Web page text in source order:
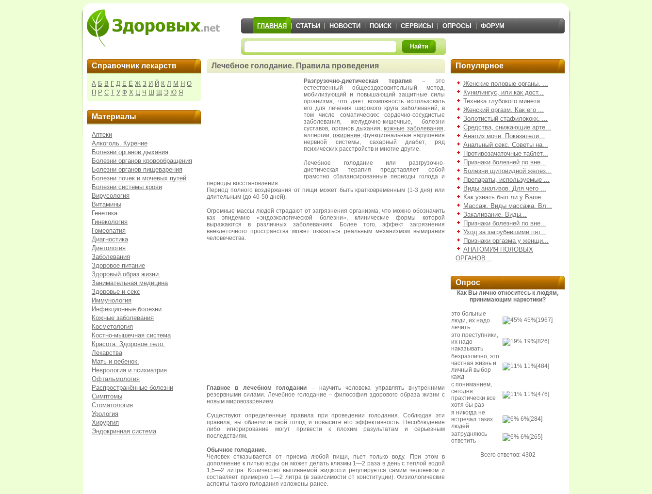
ГЛАВНАЯ СТАТЬИ НОВОСТИ ПОИСК СЕРВИСЫ ОПРОСЫ ФОРУМ
Найти
Справочник лекарств
А Б В Г Д Е Ё Ж З И Й К Л М Н О
П Р С Т У Ф Х Ц Ч Ш Щ Э Ю Я
Материалы
Аптеки
Алкоголь. Курение
Болезни органов дыхания
Болезни органов кровообращения
Болезни органов пищеварения
Болезни почек и мочевых путей
Болезни системы крови
Вирусология
Витамины
Генетика
Гинекология
Гомеопатия
Диагностика
Диетология
Заболевания
Здоровое питание
Здоровый образ жизни.
Занимательная медицина
Здоровье и секс
Иммунология
Инфекционные болезни
Кожные заболевания
Косметология
Костно-мышечная система
Красота. Здоровое тело.
Лекарства
Мать и ребенок.
Неврология и психиатрия
Офтальмология
Распространённые болезни
Симптомы
Стоматология
Урология
Хирургия
Эндокринная система
Лечебное голодание. Правила проведения
Разгрузочно-диетическая терапия – это
естественный общеоздоровительный метод,
мобилизующий и повышающий защитные силы
организма, что дает возможность использовать
его для лечения широкого круга заболеваний, в
том числе соматических: сердечно-сосудистые
заболевания, желудочно-кишечные, болезни
суставов, органов дыхания,кожные заболевания,
аллергии, ожирение, функциональные нарушения
нервной системы, сахарный диабет, ряд
психических расстройств и многие другие.
Лечебное голодание или разгрузочно-
диетическая терапия представляет собой
грамотно сбалансированные периоды голода и
периоды восстановления.
Период полного воздержания от пищи может быть кратковременным (1-3 дня) или
длительным (до 40-50 дней).
Огромные массы людей страдают от загрязнения организма, что можно обозначить
как эпидемию «эндоэкологической болезни», клинические формы которой
выражаются в различных заболеваниях. Более того, эффект загрязнения
внеклеточного пространства может оказаться реальным механизмом вымирания
человечества.
Главное в лечебном голодании – научить человека управлять внутренними
резервными силами. Лечебное голодание – философия здорового образа жизни с
новым мировоззрением.
Существуют определенные правила при проведении голодания. Соблюдая эти
правила, вы облегчите свой голод и повысите его эффективность. Несоблюдение
либо игнорирование могут привести к плохим разультатам и серьезным
последствиям.
Обычное голодание.
Человек отказывается от приема любой пищи, пьет только воду. При этом в
дополнение к питью воды он может делать клизмы 1—2 раза в день с теплой водой
1,5—2 литра. Количество выпиваемой жидкости регулируется самим человеком и
составляет примерно 1—2 литра (в зависимости от конституции). Физиологические
аспекты такого голодания изложены ранее.
Популярное
Женские половые органы. ...
Кунилингус, или как дост...
Техника глубокого минета...
Женский оргазм. Как его ...
Золотистый стафилококк. ...
Средства, снижающие арте...
Анализ мочи. Показатели...
Анальный секс. Советы на...
Противозачаточные таблет...
Признаки болезней по вне...
Болезни щитовидной желез...
Препараты, используемые ...
Виды анализов. Для чего ...
Как узнать был ли у Ваше...
Массаж. Виды массажа. Вл...
Закаливание. Виды...
Признаки болезней по вне...
Уход за загрубевшими пят...
Признаки оргазма у женщи...
АНАТОМИЯ ПОЛОВЫХ
ОРГАНОВ...
Опрос
Как Вы лично относитесь к людям,
принимающим наркотики?
это больные
люди, их надо
лечить
45%[1967]
это преступники,
их надо
наказывать
19%[826]
безразлично, это
частная жизнь и
личный выбор
кажд
11%[484]
с пониманием,
сегодня
практически все
хотя бы раз
11%[476]
я никогда не
встречал таких
людей
6%[284]
затрудняюсь
ответить
6%[265]
Всего ответов: 4302